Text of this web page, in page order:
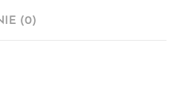
(0)